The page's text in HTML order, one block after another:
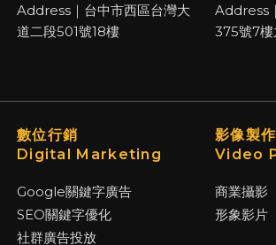
Address｜台中市西區台灣大
道二段501號18樓
Address
375號7樓
數位行銷
Digital Marketing
Google關鍵字廣告
SEO關鍵字優化
社群廣告投放
影像製作
Video
商業攝影
形象影片